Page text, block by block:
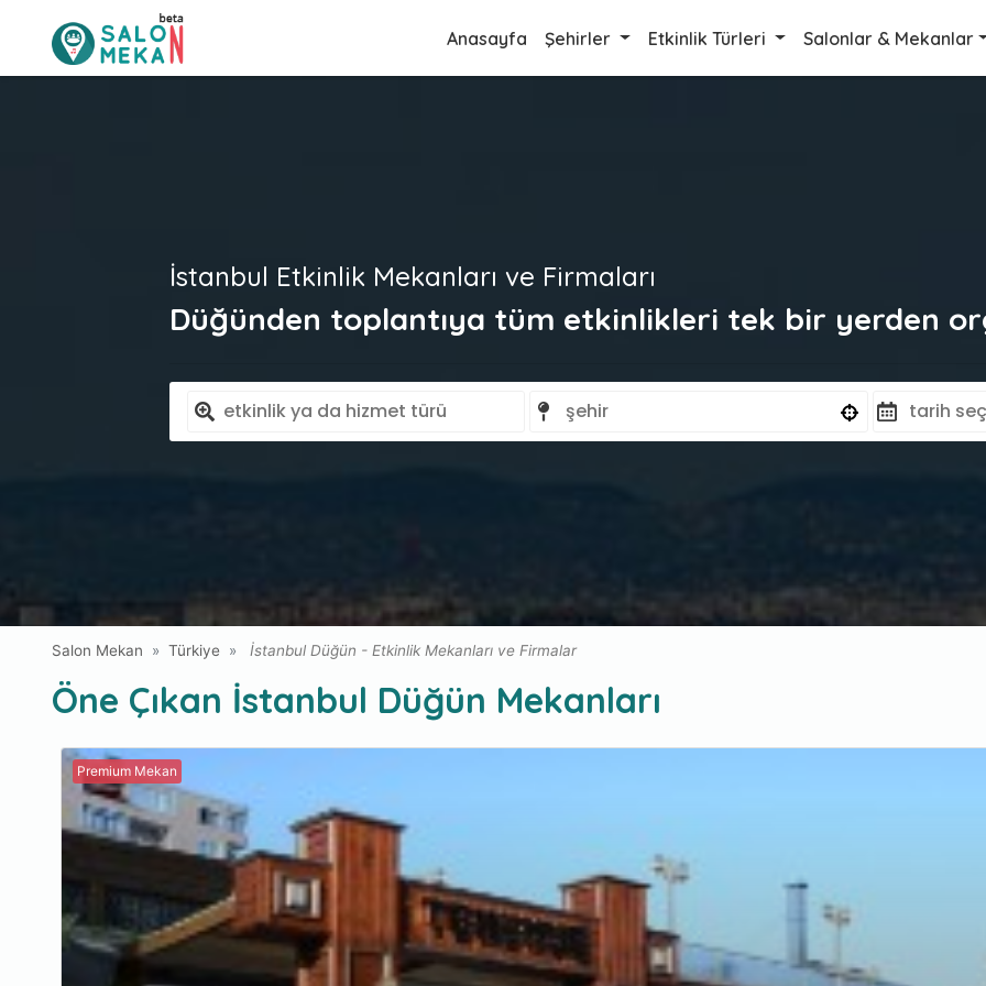
Anasayfa Şehirler Etkinlik Türleri Salonlar & Mekanlar
İstanbul Etkinlik Mekanları ve Firmaları
Düğünden toplantıya tüm etkinlikleri tek bir yerden
Salon Mekan Türkiye İstanbul Düğün - Etkinlik Mekanları ve Firmalar
Öne Çıkan İstanbul Düğün Mekanları
Premium Mekan